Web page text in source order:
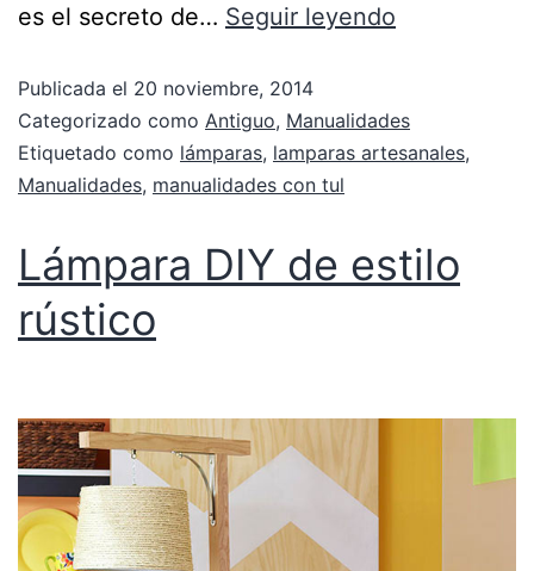
es el secreto de… Seguir leyendo
Publicada el 20 noviembre, 2014
Categorizado como Antiguo, Manualidades
Etiquetado como lámparas, lamparas artesanales,
Manualidades, manualidades con tul
Lámpara DIY de estilo
rústico